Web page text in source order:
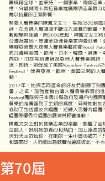
第70屆